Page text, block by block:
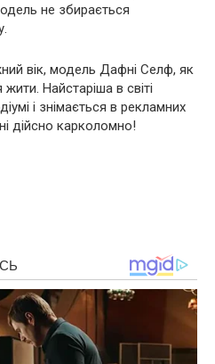
не збирається
вік, модель Дафні Селф, як
Найстаріша в світі
і знімається в рекламних
дійсно карколомно!